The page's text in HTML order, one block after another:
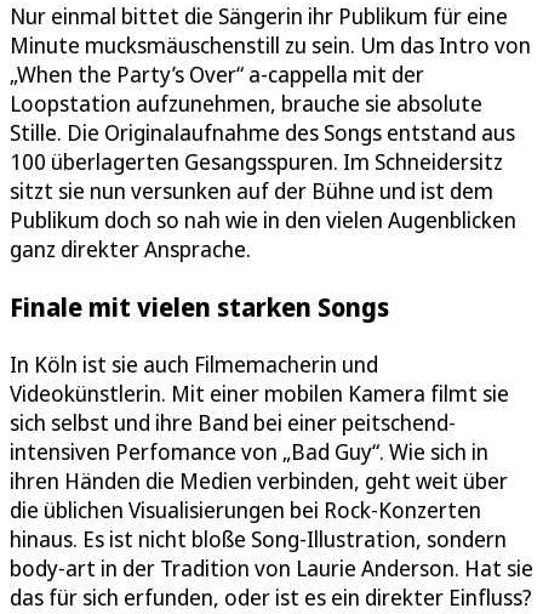
Nur einmal bittet die Sängerin ihr Publikum für eine
Minute mucksmäuschenstill zu sein. Um das Intro von
„When the Party’s Over“ a-cappella mit der
Loopstation aufzunehmen, brauche sie absolute
Stille. Die Originalaufnahme des Songs entstand aus
100 überlagerten Gesangsspuren. Im Schneidersitz
sitzt sie nun versunken auf der Bühne und ist dem
Publikum doch so nah wie in den vielen Augenblicken
ganz direkter Ansprache.
Finale mit vielen starken Songs
In Köln ist sie auch Filmemacherin und
Videokünstlerin. Mit einer mobilen Kamera filmt sie
sich selbst und ihre Band bei einer peitschend-
intensiven Perfomance von „Bad Guy“. Wie sich in
ihren Händen die Medien verbinden, geht weit über
die üblichen Visualisierungen bei Rock-Konzerten
hinaus. Es ist nicht bloße Song-Illustration, sondern
body-art in der Tradition von Laurie Anderson. Hat sie
das für sich erfunden, oder ist es ein direkter Einfluss?